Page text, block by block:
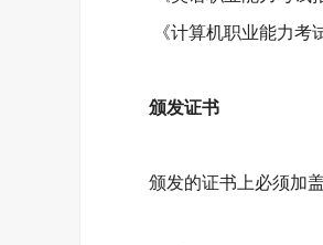
《计算机职业能力考
颁发证书
颁发的证书上必须加